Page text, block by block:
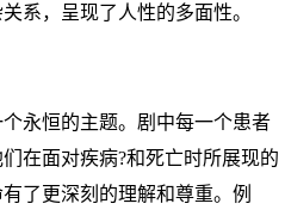
系，呈现了人性的多面性。
永恒的主题。剧中每一个患者
在面对疾病?和死亡时所展现的
了更深刻的理解和尊重。例